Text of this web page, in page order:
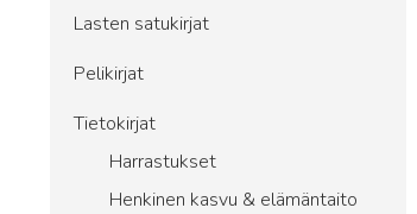
Lasten satukirjat
Pelikirjat
Tietokirjat
Harrastukset
Henkinen kasvu & elämäntaito